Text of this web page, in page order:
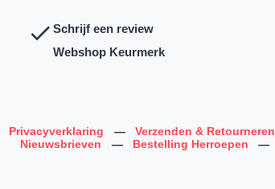
Schrijf een review
Webshop Keurmerk
Privacyverklaring — Verzenden & Retourneren
Nieuwsbrieven
— Bestelling Herroepen —